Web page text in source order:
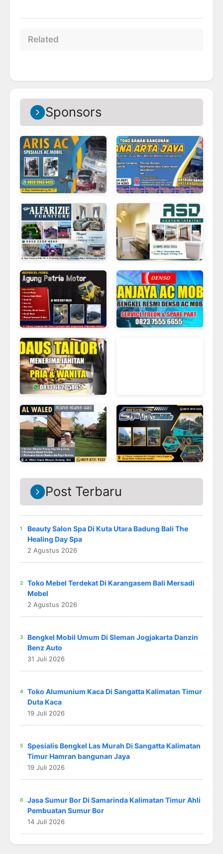
Related
Sponsors
Post Terbaru
Beauty Salon Spa Di Kuta Utara Badung Bali The
Healing Day Spa
2 Agustus 2026
Toko Mebel Terdekat Di Karangasem Bali Mersadi
Mebel
2 Agustus 2026
Bengkel Mobil Umum Di Sleman Jogjakarta Danzin
Benz Auto
31 Juli 2026
Toko Alumunium Kaca Di Sangatta Kalimatan Timur
Duta Kaca
19 Juli 2026
Spesialis Bengkel Las Murah Di Sangatta Kalimatan
Timur Hamran bangunan Jaya
19 Juli 2026
Jasa Sumur Bor Di Samarinda Kalimatan Timur Ahli
Pembuatan Sumur Bor
14 Juli 2026